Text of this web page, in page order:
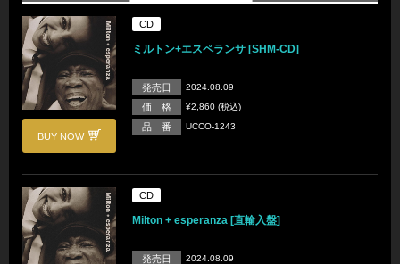
BUY NOW
CD
ミルトン+エスペランサ [SHM-CD]
発売日 2024.08.09
価 格 ¥2,860 (税込)
品 番 UCCO-1243
CD
Milton + esperanza [直輸入盤]
発売日 2024.08.09